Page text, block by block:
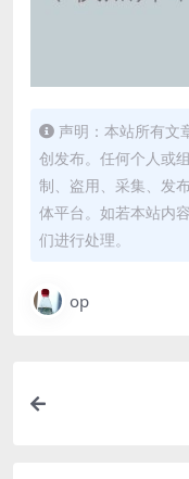
声明：本站所有文
创发布。任何个人或
制、盗用、采集、发
体平台。如若本站内
们进行处理。
op